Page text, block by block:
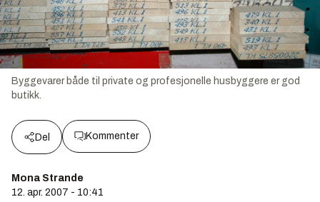
Byggevarer både til private og profesjonelle husbyggere er god
butikk.
Del Kommenter
Mona Strande
12. apr. 2007 - 10:41